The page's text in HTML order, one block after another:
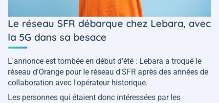
Le réseau SFR débarque chez Lebara, avec
la 5G dans sa besace
L'annonce est tombée en début d'été : Lebara a troqué le
réseau d'Orange pour le réseau d'SFR après des années de
collaboration avec l'opérateur historique.
Les personnes qui étaient donc intéressées par les